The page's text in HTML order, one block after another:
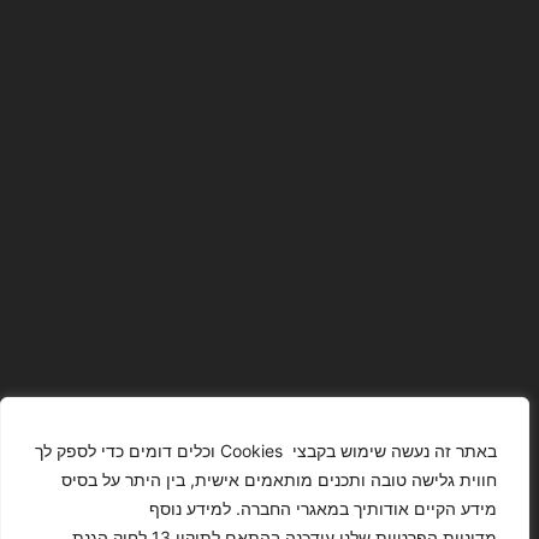
באתר זה נעשה שימוש בקבצי Cookies וכלים דומים כדי לספק לך
חווית גלישה טובה ותכנים מותאמים אישית, בין היתר על בסיס
מידע הקיים אודותיך במאגרי החברה. למידע נוסף